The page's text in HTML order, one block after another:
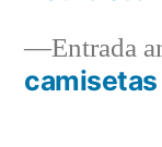
deEntrada